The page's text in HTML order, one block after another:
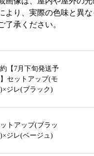
より、実際の色味と異
了承ください。
【7月下旬発送予
セットアップ(モ
ジレ(ブラック)
トアップ(ブラッ
ジレ(ベージュ)